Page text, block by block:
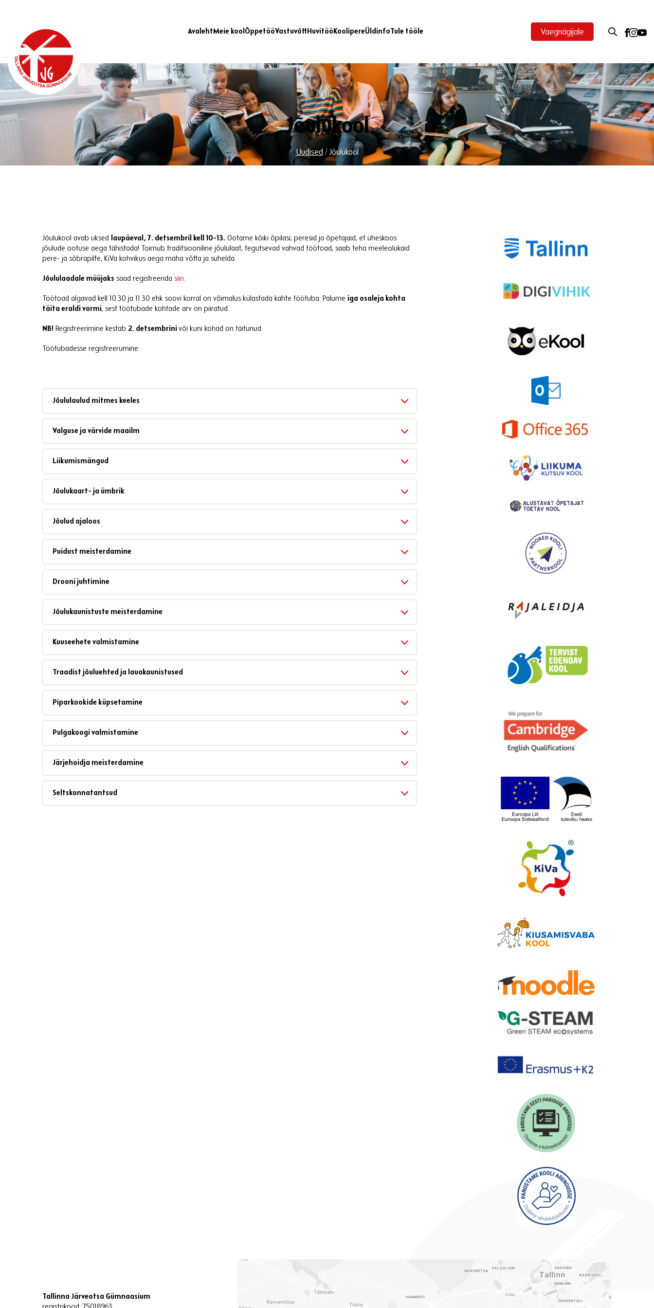
AvalehtMeie kool ÕppetööVastuvõtt Huvitöö KoolipereÜldinfoTule tööle Vaegnägijale
Jõulukool
Uudised / Jõulukool
Jõulukool avab uksed laupäeval, 7. detsembril kell 10-13. Ootame kõiki õpilasi, peresid ja õpetajaid, et üheskoos
jõulude ootuse aega tähistada! Toimub traditsiooniline jõululaat, tegutsevad vahvad töötoad, saab teha meeleolukaid
pere- ja sõbrapilte, KiVa kohvikus aega maha võtta ja suhelda.
Jõululaadale müüjaks saad registreerida siin.
Töötoad algavad kell 10.30 ja 11.30 ehk soovi korral on võimalus külastada kahte töötuba. Palume iga osaleja kohta
täita eraldi vormi, sest töötubade kohtade arv on piiratud.
NB! Registreerimine kestab 2. detsembrinivõi kuni kohad on täitunud.
Töötubadesse registreerumine:
Jõululaulud mitmes keeles
Valguse ja värvide maailm
Liikumismängud
Jõulukaart- ja ümbrik
Jõulud ajaloos
Puidust meisterdamine
Drooni juhtimine
Jõulukaunistuste meisterdamine
Kuuseehete valmistamine
Traadist jõuluehted ja lauakaunistused
Piparkookide küpsetamine
Pulgakoogi valmistamine
Järjehoidja meisterdamine
Seltskonnatantsud
Tallinna Järveotsa Gümnaasium